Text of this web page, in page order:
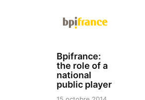
Bpifrance:
the role of a
national
public player